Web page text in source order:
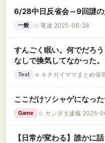
6/28中日反省会～9回謎の
一般 ☆ 竜速 2025-06-28
すんごく眠い。何でだろ
なしで換気してなかった。
Text ★ キチガイママまとめ
ここだけソシャゲになっ
Game ☆ カンダタ速報 2025-
【日常が変わる】誰かに